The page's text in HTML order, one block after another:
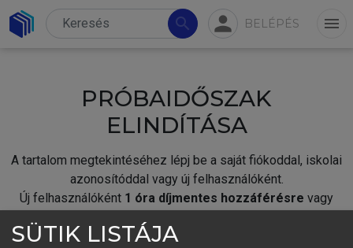
search person BELÉPÉS menu
PRÓBAIDŐSZAK
ELINDÍTÁSA
A tartalom megtekintéséhez lépj be a saját fiókoddal, iskolai
azonosítóddal vagy új felhasználóként.
Új felhasználóként 1 óra díjmentes hozzáférésre vagy
SÜTIK LISTÁJA